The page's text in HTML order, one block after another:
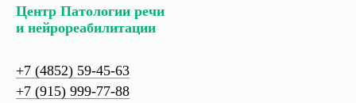
Центр Патологии речи
и нейрореабилитации
+7 (4852) 59-45-63
+7 (915) 999-77-88